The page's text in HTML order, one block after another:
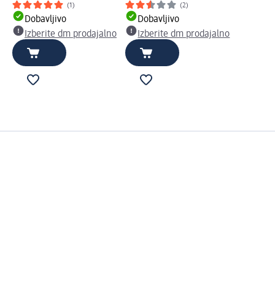
(1)
Dobavljivo
Izberite dm prodajalno
(2)
Dobavljivo
Izberite dm prodajalno